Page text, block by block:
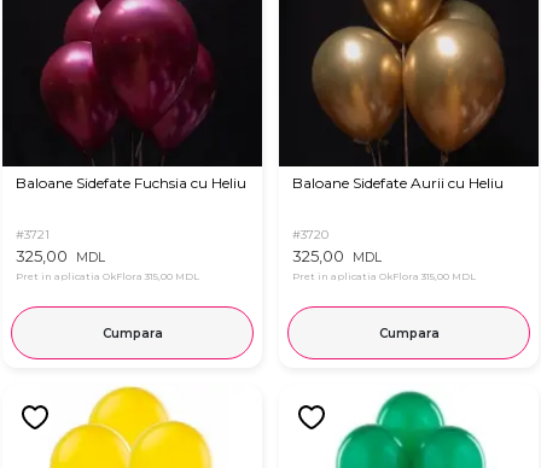
Baloane Sidefate Fuchsia cu Heliu
#3721
325,00 MDL
Pret in aplicatia OkFlora 315,00 MDL
Cumpara
Baloane Sidefate Aurii cu Heliu
#3720
325,00 MDL
Pret in aplicatia OkFlora 315,00 MDL
Cumpara